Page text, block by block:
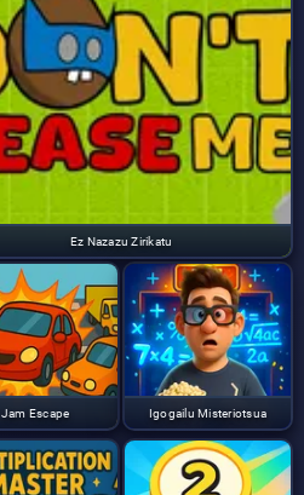
Ez Nazazu Zirikatu
Jam Escape Igogailu Misteriotsua